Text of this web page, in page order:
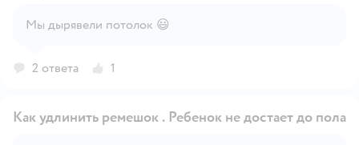
Мы дырявели потолок 😃
2 ответа 1
Как удлинить ремешок . Ребенок не достает до пола